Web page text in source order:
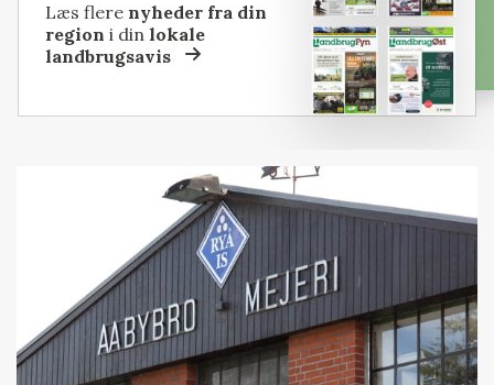
Læs flere nyheder fra din
region i dinlokale
landbrugsavis